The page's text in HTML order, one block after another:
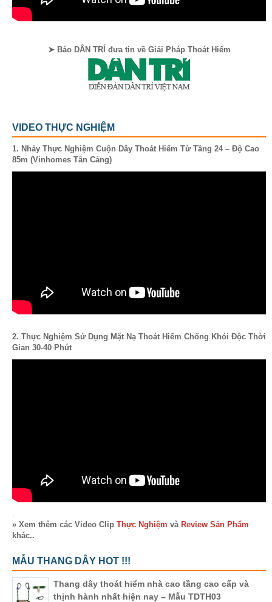
➤ Báo DÂN TRÍ đưa tin về Giải Pháp Thoát Hiểm
VIDEO THỰC NGHIỆM
1. Nhảy Thực Nghiệm Cuộn Dây Thoát Hiểm Từ Tầng 24 – Độ Cao
85m (Vinhomes Tân Cảng)
2. Thực Nghiệm Sử Dụng Mặt Nạ Thoát Hiểm Chống Khói Độc Thời
Gian 30-40 Phút
» Xem thêm các Video Clip Thực Nghiệm và Review Sản Phẩm
khác..
MẪU THANG DÂY HOT !!!
Thang dây thoát hiểm nhà cao tầng cao cấp và
thịnh hành nhất hiện nay – Mẫu TDTH03